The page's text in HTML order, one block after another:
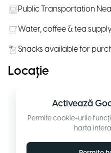
Public Transportation
Water, coffee & tea
Snacks available for
Locație
Activează
Permite cookie-urile
harta